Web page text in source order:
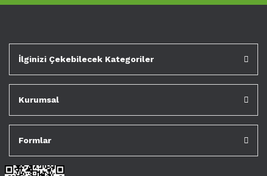
İlginizi Çekebilecek Kategoriler
Kurumsal
Formlar